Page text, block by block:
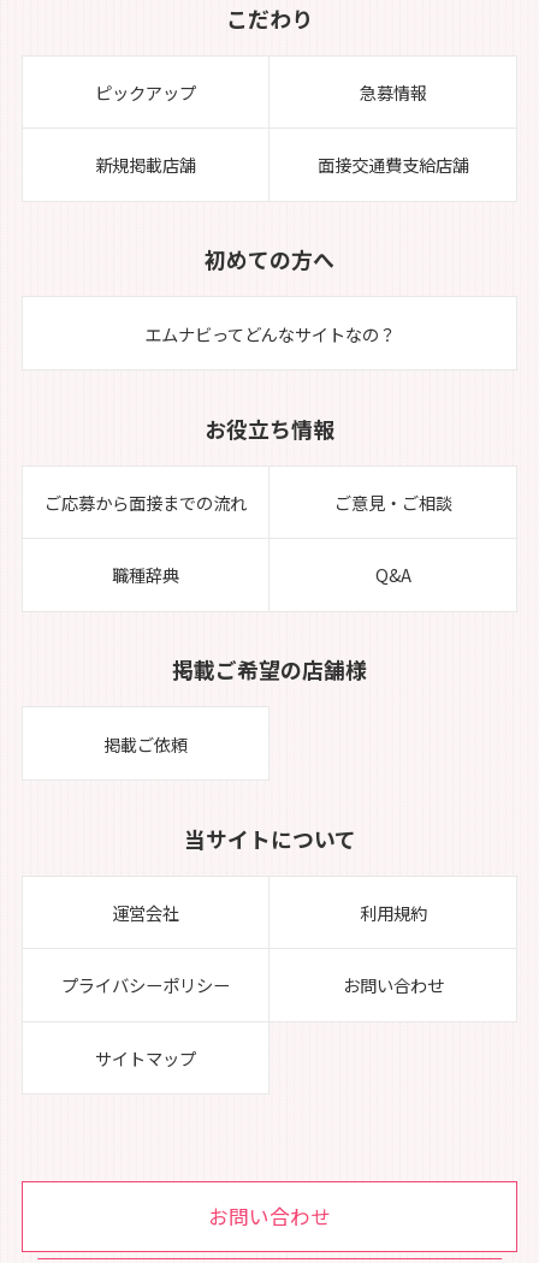
こだわり
ピックアップ 急募情報
新規掲載店舗 面接交通費支給店舗
初めての方へ
エムナビってどんなサイトなの？
お役立ち情報
ご応募から面接までの流れ ご意見・ご相談
職種辞典 Q&A
掲載ご希望の店舗様
掲載ご依頼
当サイトについて
運営会社 利用規約
プライバシーポリシー お問い合わせ
サイトマップ
お問い合わせ